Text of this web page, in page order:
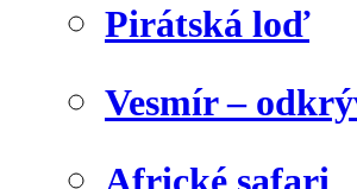
Pirátská loď
Vesmír –